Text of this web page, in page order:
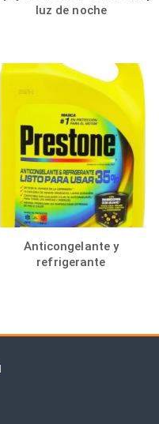
luz de noche
Anticongelante y
refrigerante